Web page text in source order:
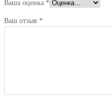
Ваша оценка *
Ваш отзыв *